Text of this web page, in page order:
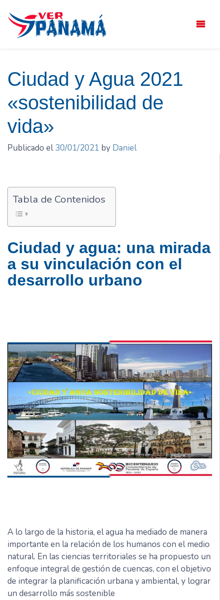
contenido
Ciudad y Agua 2021
«sostenibilidad de
vida»
Publicado el30/01/2021 by Daniel
Tabla de Contenidos
Ciudad y agua: una mirada
a su vinculación con el
desarrollo urbano
A lo largo de la historia, el agua ha mediado de manera
importante en la relación de los humanos con el medio
natural. En las ciencias territoriales se ha propuesto un
enfoque integral de gestión de cuencas, con el objetivo
de integrar la planificación urbana y ambiental, y lograr
un desarrollo más sostenible